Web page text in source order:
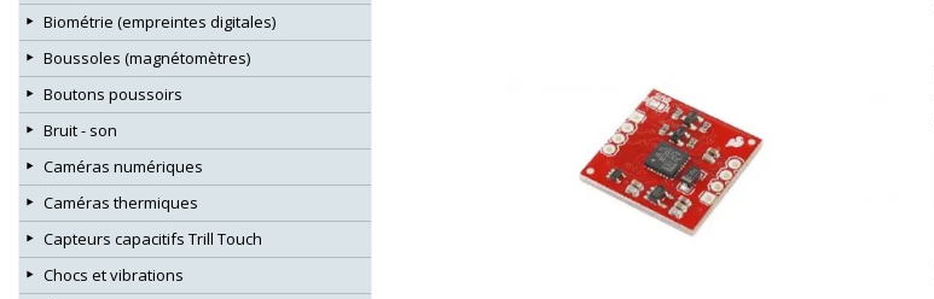
Biométrie (empreintes digitales)
Boussoles (magnétomètres)
Boutons poussoirs
Bruit - son
Caméras numériques
Caméras thermiques
Capteurs capacitifs Trill Touch
Chocs et vibrations